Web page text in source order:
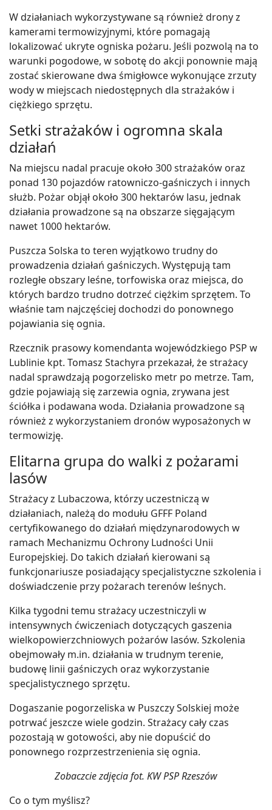
W działaniach wykorzystywane są również drony z
kamerami termowizyjnymi, które pomagają
lokalizować ukryte ogniska pożaru. Jeśli pozwolą na to
warunki pogodowe, w sobotę do akcji ponownie mają
zostać skierowane dwa śmigłowce wykonujące zrzuty
wody w miejscach niedostępnych dla strażaków i
ciężkiego sprzętu.
Setki strażaków i ogromna skala
działań
Na miejscu nadal pracuje około 300 strażaków oraz
ponad 130 pojazdów ratowniczo-gaśniczych i innych
służb. Pożar objął około 300 hektarów lasu, jednak
działania prowadzone są na obszarze sięgającym
nawet 1000 hektarów.
Puszcza Solska to teren wyjątkowo trudny do
prowadzenia działań gaśniczych. Występują tam
rozległe obszary leśne, torfowiska oraz miejsca, do
których bardzo trudno dotrzeć ciężkim sprzętem. To
właśnie tam najczęściej dochodzi do ponownego
pojawiania się ognia.
Rzecznik prasowy komendanta wojewódzkiego PSP w
Lublinie kpt. Tomasz Stachyra przekazał, że strażacy
nadal sprawdzają pogorzelisko metr po metrze. Tam,
gdzie pojawiają się zarzewia ognia, zrywana jest
ściółka i podawana woda. Działania prowadzone są
również z wykorzystaniem dronów wyposażonych w
termowizję.
Elitarna grupa do walki z pożarami
lasów
Strażacy z Lubaczowa, którzy uczestniczą w
działaniach, należą do modułu GFFF Poland
certyfikowanego do działań międzynarodowych w
ramach Mechanizmu Ochrony Ludności Unii
Europejskiej. Do takich działań kierowani są
funkcjonariusze posiadający specjalistyczne szkolenia i
doświadczenie przy pożarach terenów leśnych.
Kilka tygodni temu strażacy uczestniczyli w
intensywnych ćwiczeniach dotyczących gaszenia
wielkopowierzchniowych pożarów lasów. Szkolenia
obejmowały m.in. działania w trudnym terenie,
budowę linii gaśniczych oraz wykorzystanie
specjalistycznego sprzętu.
Dogaszanie pogorzeliska w Puszczy Solskiej może
potrwać jeszcze wiele godzin. Strażacy cały czas
pozostają w gotowości, aby nie dopuścić do
ponownego rozprzestrzenienia się ognia.
Zobaczcie zdjęcia fot. KW PSP Rzeszów
Co o tym myślisz?